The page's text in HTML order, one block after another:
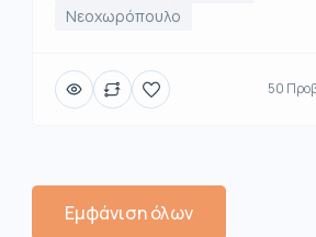
Νεοχωρόπουλο
50
Εμφάνιση όλων